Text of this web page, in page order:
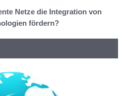
Netze die Integration von
fördern?